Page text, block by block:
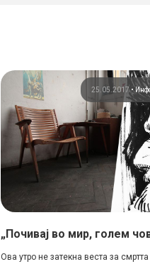
25.05.2017•
„Почивај во мир, голем
Ова утро не затекна веста за